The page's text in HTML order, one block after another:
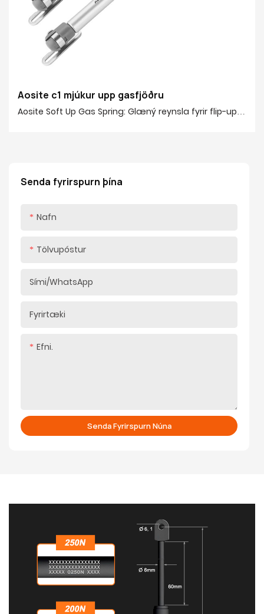
Senda fyrirspurn þína
Nafn
Tölvupóstur
Sími/WhatsApp
Fyrirtæki
Efni.
Senda Fyrirspurn Núna
Aosite c1 mjúkur upp gasfjöðru
Aosite Soft Up Gas Spring: Glæný reynsla fyrir flip-up